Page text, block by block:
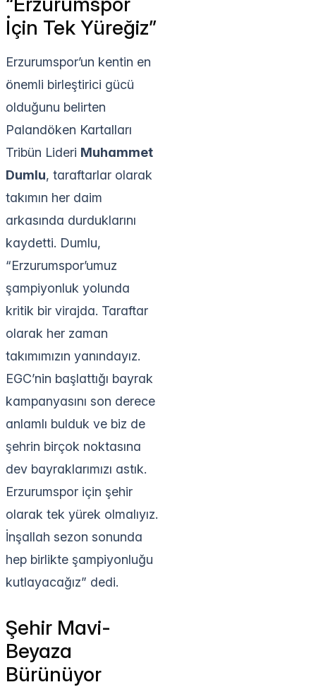
İçin Tek Yüreğiz”
Erzurumspor’un kentin en
önemli birleştirici gücü
olduğunu belirten
Palandöken Kartalları
Tribün Lideri Muhammet
Dumlu, taraftarlar olarak
takımın her daim
arkasında durduklarını
kaydetti. Dumlu,
“Erzurumspor’umuz
şampiyonluk yolunda
kritik bir virajda. Taraftar
olarak her zaman
takımımızın yanındayız.
EGC’nin başlattığı bayrak
kampanyasını son derece
anlamlı bulduk ve biz de
şehrin birçok noktasına
dev bayraklarımızı astık.
Erzurumspor için şehir
olarak tek yürek olmalıyız.
İnşallah sezon sonunda
hep birlikte şampiyonluğu
kutlayacağız” dedi.
Şehir Mavi-
Beyaza
Bürünüyor